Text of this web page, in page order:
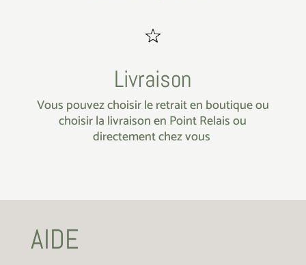
Livraison
Vous pouvez choisir le retrait en boutique ou
choisir la livraison en Point Relais ou
directement chez vous
AIDE